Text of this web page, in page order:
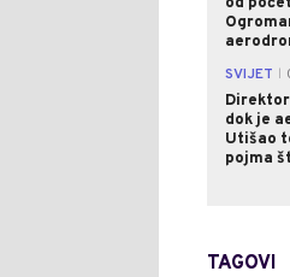
SVIJET
dok je
Utišao
pojma
TAGOVI